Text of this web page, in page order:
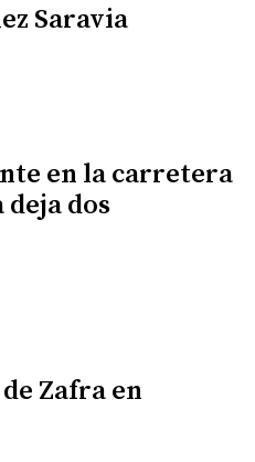
Saravia
en la carretera
deja dos
Zafra en